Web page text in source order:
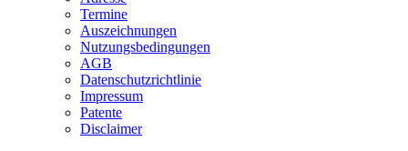
Termine
Auszeichnungen
Nutzungsbedingungen
AGB
Datenschutzrichtlinie
Impressum
Patente
Disclaimer